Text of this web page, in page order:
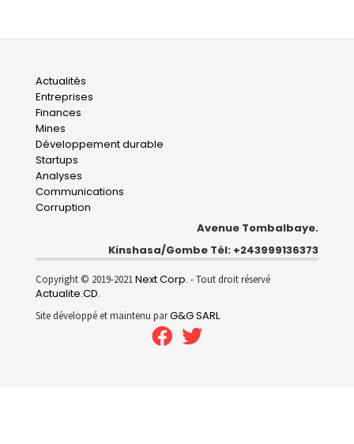
Main
navigation
Actualités
Entreprises
Finances
Mines
Développement durable
Startups
Analyses
Communications
Corruption
Avenue Tombalbaye.
Kinshasa/Gombe Tél: +243999136373
Copyright © 2019-2021Next Corp. - Tout droit réservé
Actualite.CD.
Site développé et maintenu parG&G SARL